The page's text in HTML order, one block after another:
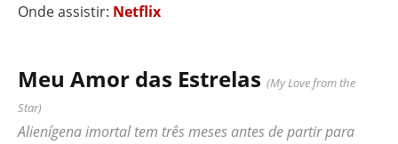
Onde assistir: Netflix
Meu Amor das Estrelas (My Love from the
Star)
Alienígena imortal tem três meses antes de partir para